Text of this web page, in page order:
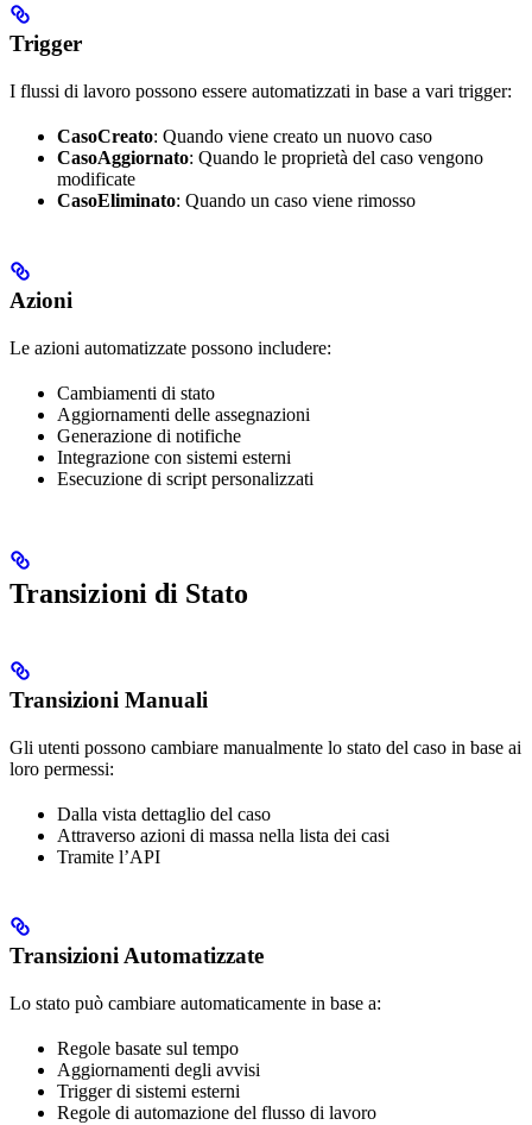
Trigger
I flussi di lavoro possono essere automatizzati in base a vari trigger:
CasoCreato: Quando viene creato un nuovo caso
CasoAggiornato: Quando le proprietà del caso vengono
modificate
CasoEliminato: Quando un caso viene rimosso
Azioni
Le azioni automatizzate possono includere:
Cambiamenti di stato
Aggiornamenti delle assegnazioni
Generazione di notifiche
Integrazione con sistemi esterni
Esecuzione di script personalizzati
Transizioni di Stato
Transizioni Manuali
Gli utenti possono cambiare manualmente lo stato del caso in base ai
loro permessi:
Dalla vista dettaglio del caso
Attraverso azioni di massa nella lista dei casi
Tramite l’API
Transizioni Automatizzate
Lo stato può cambiare automaticamente in base a:
Regole basate sul tempo
Aggiornamenti degli avvisi
Trigger di sistemi esterni
Regole di automazione del flusso di lavoro